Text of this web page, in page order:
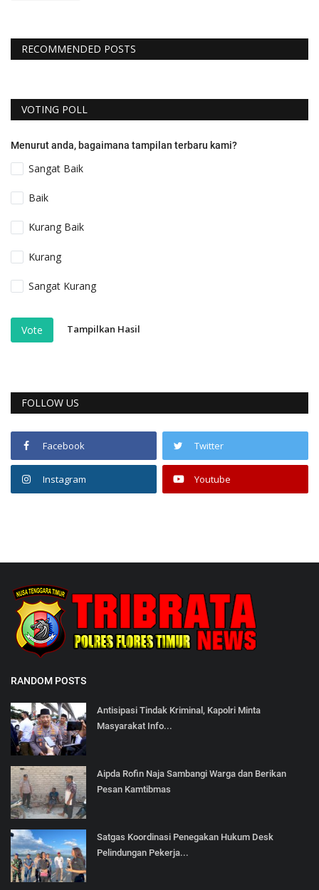
RECOMMENDED POSTS
VOTING POLL
Menurut anda, bagaimana tampilan terbaru kami?
Sangat Baik
Baik
Kurang Baik
Kurang
Sangat Kurang
Vote Tampilkan Hasil
FOLLOW US
Facebook Twitter
Instagram Youtube
RANDOM POSTS
Antisipasi Tindak Kriminal, Kapolri Minta
Masyarakat Info...
Aipda Rofin Naja Sambangi Warga dan Berikan
Pesan Kamtibmas
Satgas Koordinasi Penegakan Hukum Desk
Pelindungan Pekerja...